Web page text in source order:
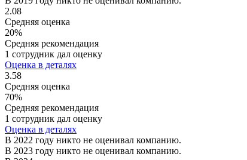
2.08
Средняя оценка
20%
Средняя рекомендация
1 сотрудник дал оценку
Оценка в деталях
3.58
Средняя оценка
70%
Средняя рекомендация
1 сотрудник дал оценку
Оценка в деталях
В 2022 году никто не оценивал компанию.
В 2023 году никто не оценивал компанию.